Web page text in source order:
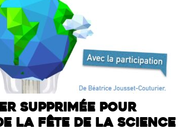
supprimée pour
la fête de la science